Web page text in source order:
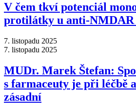
V čem tkví potenciál
protilátky u anti-NMDAR
7. listopadu 2025
7. listopadu 2025
MUDr. Marek Štefan:
s farmaceuty je při léčbě
zásadní